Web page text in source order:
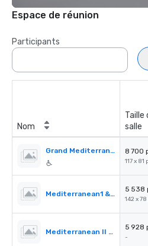
Espace de réunion
Participants
Nom
Taille
salle
Grand Mediterranean Ballroom 8 700
117 x 81
Mediterranean1 & 2
5 538
142 x
Mediterranean II & III
5 928
-